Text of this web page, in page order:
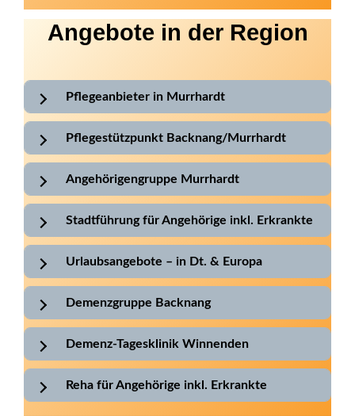
Angebote in der Region
Pflegeanbieter in Murrhardt
Pflegestützpunkt Backnang/Murrhardt
Angehörigengruppe Murrhardt
Stadtführung für Angehörige inkl. Erkrankte
Urlaubsangebote – in Dt. & Europa
Demenzgruppe Backnang
Demenz-Tagesklinik Winnenden
Reha für Angehörige inkl. Erkrankte